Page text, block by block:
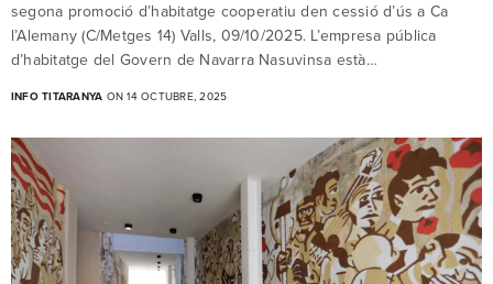
segona promoció d’habitatge cooperatiu den cessió d’ús a Ca
l’Alemany (C/Metges 14) Valls, 09/10/2025. L’empresa pública
d’habitatge del Govern de Navarra Nasuvinsa està…
INFO TITARANYA ON 14 OCTUBRE, 2025